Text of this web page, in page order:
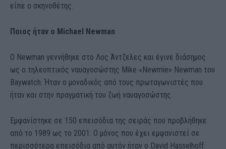
είπε ο σκηνοθέτης.
Ποιος ήταν ο Michael Newman
O Newman γεννήθηκε στο Λος Άντζελες και έγινε διάσημος
ως ο τηλεοπτικός ναυαγοσώστης Mike «Newmie» Newman του
Baywatch. Ήταν ο μοναδικός από τους πρωταγωνιστές που
ήταν και στην πραγματική του ζωή ναυαγοσώστης.
Εμφανίστηκε σε 150 επεισόδια της σειράς που προβλήθηκε
από το 1989 ως το 2001. Ο μόνος που έχει εμφανιστεί σε
περισσότερα επεισόδια από αυτόν ήταν ο David Hasselhoff.